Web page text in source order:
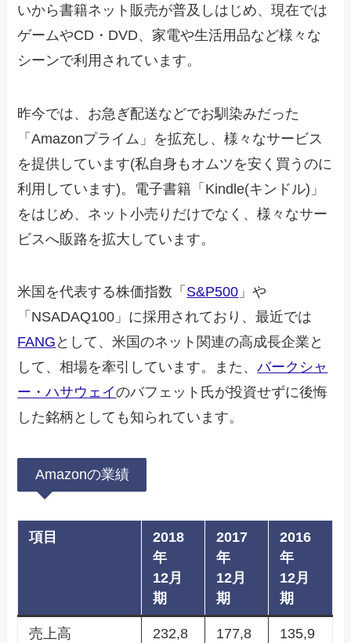
いから書籍ネット販売が普及しはじめ、現在では
ゲームやCD・DVD、家電や生活用品など様々な
シーンで利用されています。
昨今では、お急ぎ配送などでお馴染みだった
「Amazonプライム」を拡充し、様々なサービス
を提供しています(私自身もオムツを安く買うのに
利用しています)。電子書籍「Kindle(キンドル)」
をはじめ、ネット小売りだけでなく、様々なサー
ビスへ販路を拡大しています。
米国を代表する株価指数「 S&P500 」や
「NSADAQ100」に採用されており、最近では
FANG として、米国のネット関連の高成長企業と
して、相場を牽引しています。また、バークシャ
ー・ハサウェイのバフェット氏が投資せずに後悔
した銘柄としても知られています。
Amazonの業績
項目
2018
年
12月
期
2017
年
12月
期
2016
年
12月
期
売上高
232,8
177,8
135,9